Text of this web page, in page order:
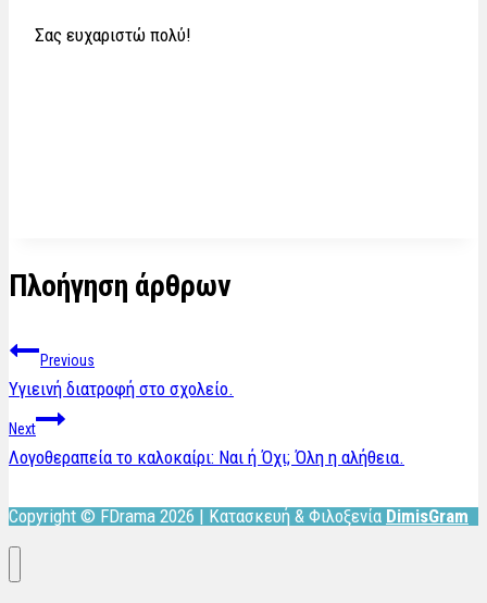
Σας ευχαριστώ πολύ!
Πλοήγηση άρθρων
Previous
Υγιεινή διατροφή στο σχολείο.
Next
Λογοθεραπεία το καλοκαίρι: Ναι ή Όχι; Όλη η αλήθεια.
Copyright © FDrama 2026 | Κατασκευή & Φιλοξενία DimisGram